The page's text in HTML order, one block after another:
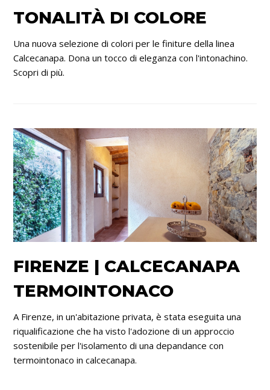
TONALITÀ DI COLORE
Una nuova selezione di colori per le finiture della linea
Calcecanapa. Dona un tocco di eleganza con l'intonachino.
Scopri di più.
FIRENZE | CALCECANAPA
TERMOINTONACO
A Firenze, in un'abitazione privata, è stata eseguita una
riqualificazione che ha visto l'adozione di un approccio
sostenibile per l'isolamento di una depandance con
termointonaco in calcecanapa.